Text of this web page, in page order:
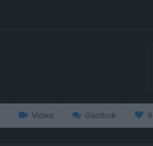
Video Gästbok